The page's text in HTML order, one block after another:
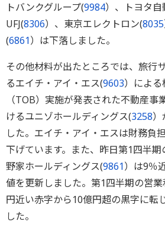
トバンクグループ(9984）、トヨタ自
UFJ(8306）、東京エレクトロン(8035
(6861）は下落しました。
その他材料が出たところでは、旅行
るエイチ・アイ・エス(9603）によ
（TOB）実施が発表された不動産事
けるユニゾホールディングス(3258）
した。エイチ・アイ・エスは財務負
下げています。また、昨日第1四半
野家ホールディングス(9861）は9％
値を更新しました。第1四半期の営
円近い赤字から10億円超の黒字に転
した。